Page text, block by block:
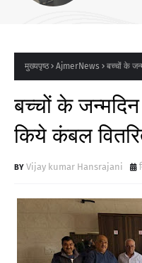
मुख्यपृष्ठ AjmerNews बच्चों के
बच्चों के
किये कंबल
Vijay kumar Hansrajani